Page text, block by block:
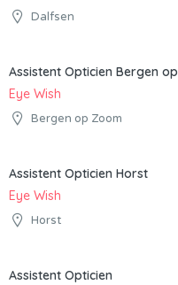
Dalfsen
Assistent Opticien Bergen
Eye Wish
Bergen op Zoom
Assistent Opticien Horst
Eye Wish
Horst
Assistent Opticien